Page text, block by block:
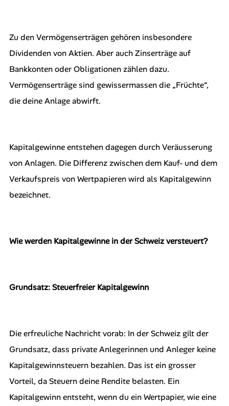
Zu den Vermögenserträgen gehören insbesondere
Dividenden von Aktien. Aber auch Zinserträge auf
Bankkonten oder Obligationen zählen dazu.
Vermögenserträge sind gewissermassen die „Früchte“,
die deine Anlage abwirft.
Kapitalgewinne entstehen dagegen durch Veräusserung
von Anlagen. Die Differenz zwischen dem Kauf- und dem
Verkaufspreis von Wertpapieren wird als Kapitalgewinn
bezeichnet.
Wie werden Kapitalgewinne in der Schweiz versteuert?
Grundsatz: Steuerfreier Kapitalgewinn
Die erfreuliche Nachricht vorab: In der Schweiz gilt der
Grundsatz, dass private Anlegerinnen und Anleger keine
Kapitalgewinnsteuern bezahlen. Das ist ein grosser
Vorteil, da Steuern deine Rendite belasten. Ein
Kapitalgewinn entsteht, wenn du ein Wertpapier, wie eine